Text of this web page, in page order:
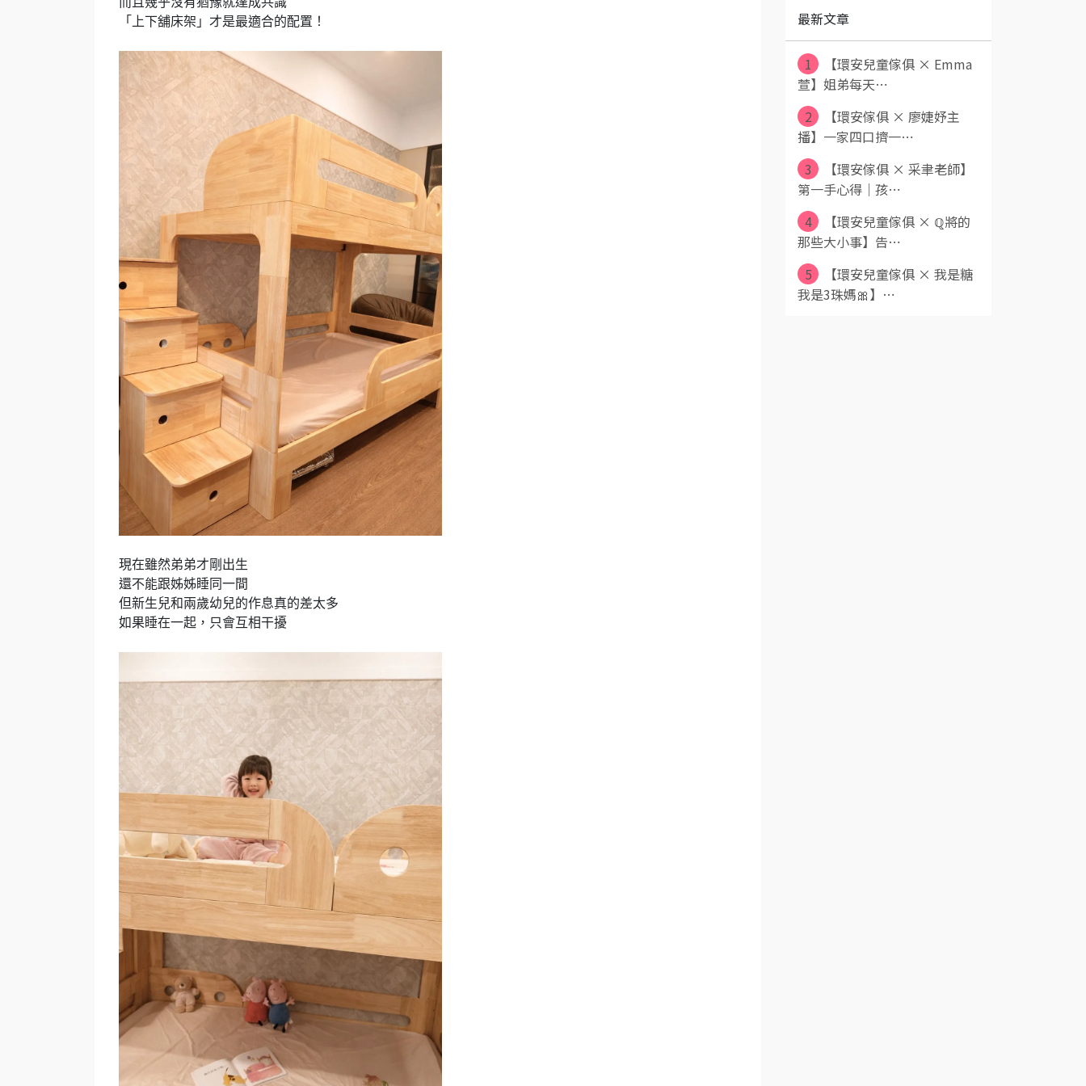
「上下舖床架」才是最適合的配置！
現在雖然弟弟才剛出生
還不能跟姊姊睡同一間
但新生兒和兩歲幼兒的作息真的差太多
如果睡在一起，只會互相干擾
最新文章
1
【環安兒童傢俱 × Emma
萱】姐弟每天⋯
2
【環安傢俱 × 廖婕妤主
播】一家四口擠一⋯
3
【環安傢俱 × 采聿老師】
第一手心得｜孩⋯
4
【環安兒童傢俱 × ℚ將的
那些大小事】告⋯
5
【環安兒童傢俱 × 我是糖
我是3珠媽🎀】⋯